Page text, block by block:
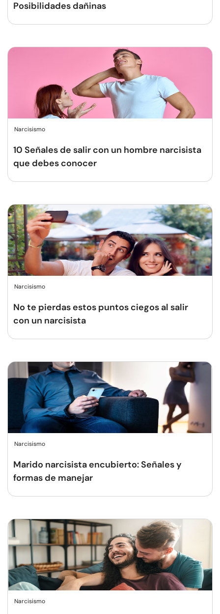
Posibilidades dañinas
Narcisismo
10 Señales de salir con un hombre narcisista
que debes conocer
Narcisismo
No te pierdas estos puntos ciegos al salir
con un narcisista
Narcisismo
Marido narcisista encubierto: Señales y
formas de manejar
Narcisismo